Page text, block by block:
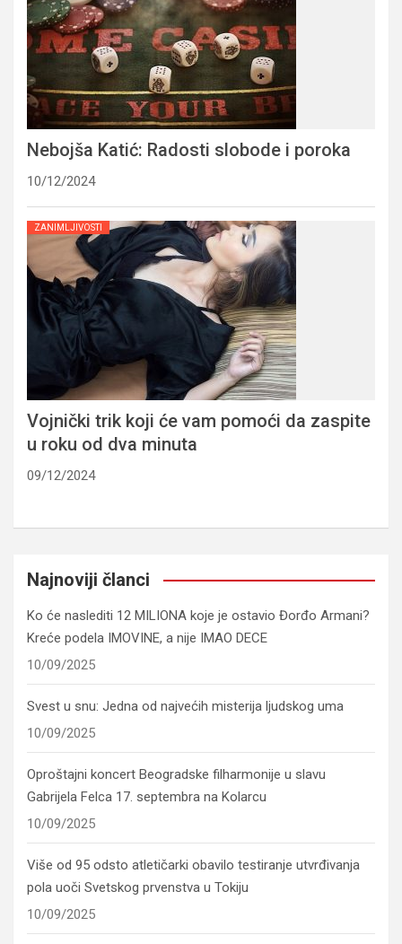
Nebojša Katić: Radosti slobode i poroka
10/12/2024
ZANIMLJIVOSTI
Vojnički trik koji će vam pomoći da zaspite
u roku od dva minuta
09/12/2024
Najnoviji članci
Ko će naslediti 12 MILIONA koje je ostavio Đorđo Armani?
Kreće podela IMOVINE, a nije IMAO DECE
10/09/2025
Svest u snu: Jedna od najvećih misterija ljudskog uma
10/09/2025
Oproštajni koncert Beogradske filharmonije u slavu
Gabrijela Felca 17. septembra na Kolarcu
10/09/2025
Više od 95 odsto atletičarki obavilo testiranje utvrđivanja
pola uoči Svetskog prvenstva u Tokiju
10/09/2025